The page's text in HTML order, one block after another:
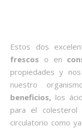
Estos dos
frescos o en
propiedades y
nuestro
beneficios, los
para el
circulatorio como